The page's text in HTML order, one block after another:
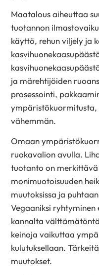
Maatalous aiheuttaa
tuotannon
käyttö, rehun viljely ja
ja märehtijöiden
prosessointi,
vähemmän.
Omaan
ruokavalion avulla.
tuotanto on
monimuotoisuuden
muutoksissa ja
Vegaaniksi
kannalta
keinoja vaikuttaa
kulutuksellaan.
muutokset.